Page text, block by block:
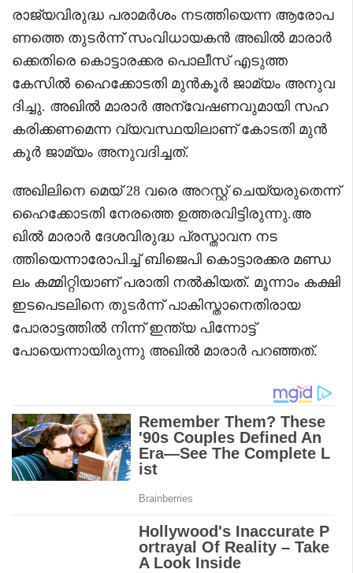
രാജ്യവിരുദ്ധ പരാമർശം നടത്തിയെന്ന ആരോപ
ണത്തെ തുടർന്ന് സംവിധായകൻ അഖിൽ മാരാർ
ക്കെതിരെ കൊട്ടാരക്കര പൊലീസ് എടുത്ത
കേസിൽ ഹൈക്കോടതി മുൻകൂർ ജാമ്യം അനുവ
ദിച്ചു. അഖിൽ മാരാർ അന്വേഷണവുമായി സഹ
കരിക്കണമെന്ന വ്യവസ്ഥയിലാണ് കോടതി മുൻ
കൂർ ജാമ്യം അനുവദിച്ചത്.
അഖിലിനെ മെയ് 28 വരെ അറസ്റ്റ് ചെയ്യരുതെന്ന്
ഹൈക്കോടതി നേരത്തെ ഉത്തരവിട്ടിരുന്നു.അ
ഖിൽ മാരാർ ദേശവിരുദ്ധ പ്രസ്താവന നട
ത്തിയെന്നാരോപിച്ച് ബിജെപി കൊട്ടാരക്കര മണ്ഡ
ലം കമ്മിറ്റിയാണ് പരാതി നൽകിയത്. മൂന്നാം കക്ഷി
ഇടപെടലിനെ തുടർന്ന് പാകിസ്താനെതിരായ
പോരാട്ടത്തിൽ നിന്ന് ഇന്ത്യ പിന്നോട്ട്
പോയെന്നായിരുന്നു അഖിൽ മാരാർ പറഞ്ഞത്.